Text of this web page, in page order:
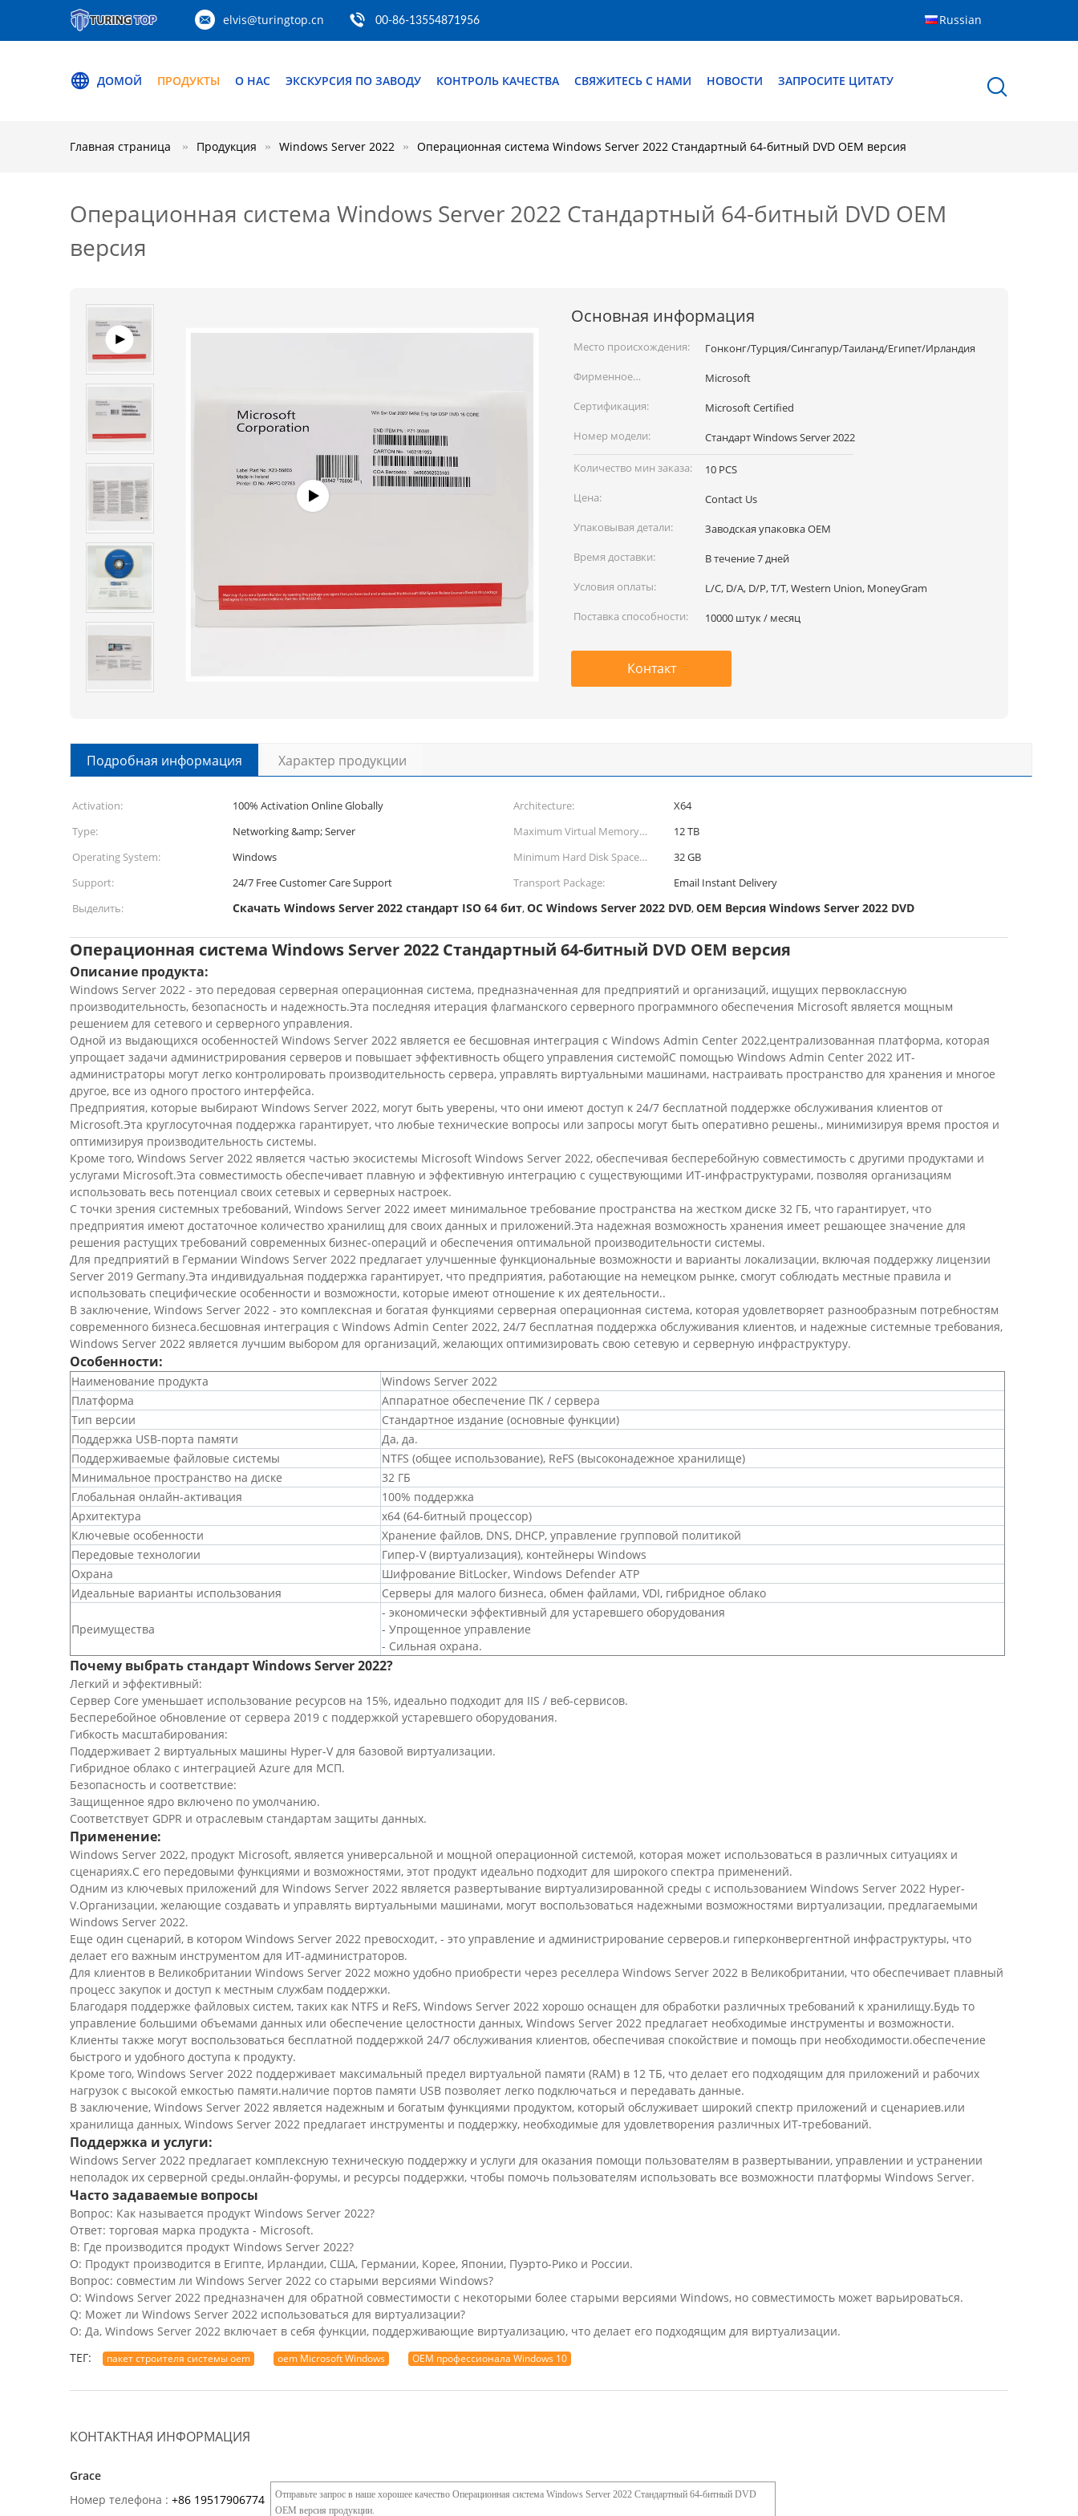
elvis@turingtop.cn 00-86-13554871956 Russian
ДОМОЙ ПРОДУКТЫ О НАС ЭКСКУРСИЯ ПО ЗАВОДУ КОНТРОЛЬ КАЧЕСТВА СВЯЖИТЕСЬ С НАМИ НОВОСТИ ЗАПРОСИТЕ ЦИТАТУ
Главная страница Продукция Windows Server 2022 Операционная система Windows Server 2022 Стандартный 64-битный DVD OEM версия
Операционная система Windows Server 2022 Стандартный 64-битный DVD OEM
версия
Основная информация
Место происхождения:
Гонконг/Турция/Сингапур/Таиланд/Египет/Ирландия
Фирменное
наименование:
Microsoft
Сертификация:
Microsoft Certified
Номер модели:
Стандарт Windows Server 2022
Количество мин заказа:
10 PCS
Цена:
Contact Us
Упаковывая детали:
Заводская упаковка OEM
Время доставки:
В течение 7 дней
Условия оплаты:
L/C, D/A, D/P, T/T, Western Union, MoneyGram
Поставка способности:
10000 штук / месяц
Контакт
Подробная информация Характер продукции
Activation: 100% Activation Online Globally Architecture:
X64
Type:
Networking &amp; Server
Maximum Virtual Memory
(Ram) Limit:
12 TB
Operating System:
Windows
Minimum Hard Disk Space
Requirements:
32 GB
Support:
24/7 Free Customer Care Support Transport Package:
Email Instant Delivery
Выделить:
Скачать Windows Server 2022 стандарт ISO 64 бит,ОС Windows Server 2022 DVD,OEM Версия Windows Server 2022 DVD
Операционная система Windows Server 2022 Стандартный 64-битный DVD OEM версия
Описание продукта:
Windows Server 2022 - это передовая серверная операционная система, предназначенная для предприятий и организаций, ищущих первоклассную
производительность, безопасность и надежность.Эта последняя итерация флагманского серверного программного обеспечения Microsoft является мощным
решением для сетевого и серверного управления.
Одной из выдающихся особенностей Windows Server 2022 является ее бесшовная интеграция с Windows Admin Center 2022,централизованная платформа, которая
упрощает задачи администрирования серверов и повышает эффективность общего управления системойС помощью Windows Admin Center 2022 ИТ-
администраторы могут легко контролировать производительность сервера, управлять виртуальными машинами, настраивать пространство для хранения и многое
другое, все из одного простого интерфейса.
Предприятия, которые выбирают Windows Server 2022, могут быть уверены, что они имеют доступ к 24/7 бесплатной поддержке обслуживания клиентов от
Microsoft.Эта круглосуточная поддержка гарантирует, что любые технические вопросы или запросы могут быть оперативно решены., минимизируя время простоя и
оптимизируя производительность системы.
Кроме того, Windows Server 2022 является частью экосистемы Microsoft Windows Server 2022, обеспечивая бесперебойную совместимость с другими продуктами и
услугами Microsoft.Эта совместимость обеспечивает плавную и эффективную интеграцию с существующими ИТ-инфраструктурами, позволяя организациям
использовать весь потенциал своих сетевых и серверных настроек.
С точки зрения системных требований, Windows Server 2022 имеет минимальное требование пространства на жестком диске 32 ГБ, что гарантирует, что
предприятия имеют достаточное количество хранилищ для своих данных и приложений.Эта надежная возможность хранения имеет решающее значение для
решения растущих требований современных бизнес-операций и обеспечения оптимальной производительности системы.
Для предприятий в Германии Windows Server 2022 предлагает улучшенные функциональные возможности и варианты локализации, включая поддержку лицензии
Server 2019 Germany.Эта индивидуальная поддержка гарантирует, что предприятия, работающие на немецком рынке, смогут соблюдать местные правила и
использовать специфические особенности и возможности, которые имеют отношение к их деятельности..
В заключение, Windows Server 2022 - это комплексная и богатая функциями серверная операционная система, которая удовлетворяет разнообразным потребностям
современного бизнеса.бесшовная интеграция с Windows Admin Center 2022, 24/7 бесплатная поддержка обслуживания клиентов, и надежные системные требования,
Windows Server 2022 является лучшим выбором для организаций, желающих оптимизировать свою сетевую и серверную инфраструктуру.
Особенности:
Наименование продукта
Windows Server 2022
Платформа
Аппаратное обеспечение ПК / сервера
Тип версии
Стандартное издание (основные функции)
Поддержка USB-порта памяти
Да, да.
Поддерживаемые файловые системы
NTFS (общее использование), ReFS (высоконадежное хранилище)
Минимальное пространство на диске
32 ГБ
Глобальная онлайн-активация
100% поддержка
Архитектура
x64 (64-битный процессор)
Ключевые особенности
Хранение файлов, DNS, DHCP, управление групповой политикой
Передовые технологии
Гипер-V (виртуализация), контейнеры Windows
Охрана
Шифрование BitLocker, Windows Defender ATP
Идеальные варианты использования
Серверы для малого бизнеса, обмен файлами, VDI, гибридное облако
Преимущества
- экономически эффективный для устаревшего оборудования
- Упрощенное управление
- Сильная охрана.
Почему выбрать стандарт Windows Server 2022?
Легкий и эффективный:
Сервер Core уменьшает использование ресурсов на 15%, идеально подходит для IIS / веб-сервисов.
Бесперебойное обновление от сервера 2019 с поддержкой устаревшего оборудования.
Гибкость масштабирования:
Поддерживает 2 виртуальных машины Hyper-V для базовой виртуализации.
Гибридное облако с интеграцией Azure для МСП.
Безопасность и соответствие:
Защищенное ядро включено по умолчанию.
Соответствует GDPR и отраслевым стандартам защиты данных.
Применение:
Windows Server 2022, продукт Microsoft, является универсальной и мощной операционной системой, которая может использоваться в различных ситуациях и
сценариях.С его передовыми функциями и возможностями, этот продукт идеально подходит для широкого спектра применений.
Одним из ключевых приложений для Windows Server 2022 является развертывание виртуализированной среды с использованием Windows Server 2022 Hyper-
V.Организации, желающие создавать и управлять виртуальными машинами, могут воспользоваться надежными возможностями виртуализации, предлагаемыми
Windows Server 2022.
Еще один сценарий, в котором Windows Server 2022 превосходит, - это управление и администрирование серверов.и гиперконвергентной инфраструктуры, что
делает его важным инструментом для ИТ-администраторов.
Для клиентов в Великобритании Windows Server 2022 можно удобно приобрести через реселлера Windows Server 2022 в Великобритании, что обеспечивает плавный
процесс закупок и доступ к местным службам поддержки.
Благодаря поддержке файловых систем, таких как NTFS и ReFS, Windows Server 2022 хорошо оснащен для обработки различных требований к хранилищу.Будь то
управление большими объемами данных или обеспечение целостности данных, Windows Server 2022 предлагает необходимые инструменты и возможности.
Клиенты также могут воспользоваться бесплатной поддержкой 24/7 обслуживания клиентов, обеспечивая спокойствие и помощь при необходимости.обеспечение
быстрого и удобного доступа к продукту.
Кроме того, Windows Server 2022 поддерживает максимальный предел виртуальной памяти (RAM) в 12 ТБ, что делает его подходящим для приложений и рабочих
нагрузок с высокой емкостью памяти.наличие портов памяти USB позволяет легко подключаться и передавать данные.
В заключение, Windows Server 2022 является надежным и богатым функциями продуктом, который обслуживает широкий спектр приложений и сценариев.или
хранилища данных, Windows Server 2022 предлагает инструменты и поддержку, необходимые для удовлетворения различных ИТ-требований.
Поддержка и услуги:
Windows Server 2022 предлагает комплексную техническую поддержку и услуги для оказания помощи пользователям в развертывании, управлении и устранении
неполадок их серверной среды.онлайн-форумы, и ресурсы поддержки, чтобы помочь пользователям использовать все возможности платформы Windows Server.
Часто задаваемые вопросы
Вопрос: Как называется продукт Windows Server 2022?
Ответ: торговая марка продукта - Microsoft.
В: Где производится продукт Windows Server 2022?
О: Продукт производится в Египте, Ирландии, США, Германии, Корее, Японии, Пуэрто-Рико и России.
Вопрос: совместим ли Windows Server 2022 со старыми версиями Windows?
О: Windows Server 2022 предназначен для обратной совместимости с некоторыми более старыми версиями Windows, но совместимость может варьироваться.
Q: Может ли Windows Server 2022 использоваться для виртуализации?
О: Да, Windows Server 2022 включает в себя функции, поддерживающие виртуализацию, что делает его подходящим для виртуализации.
ТЕГ:
пакет строителя системы oem oem Microsoft Windows OEM профессионала Windows 10
КОНТАКТНАЯ ИНФОРМАЦИЯ
Grace
Номер телефона : +86 19517906774